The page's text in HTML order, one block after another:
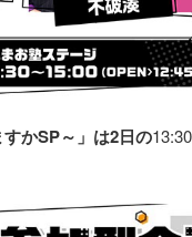
かSP～」は2日の